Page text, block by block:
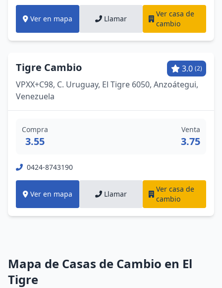
Ver en mapa Llamar
Ver casa de
cambio
Tigre Cambio 3.0 (2)
VPXX+C98, C. Uruguay, El Tigre 6050, Anzoátegui,
Venezuela
Compra
3.55
Venta
3.75
0424-8743190
Ver en mapa Llamar
Ver casa de
cambio
Mapa de Casas de Cambio en El
Tigre